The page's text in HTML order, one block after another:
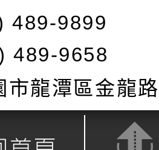
489-9899
489-9658
市龍潭區金龍